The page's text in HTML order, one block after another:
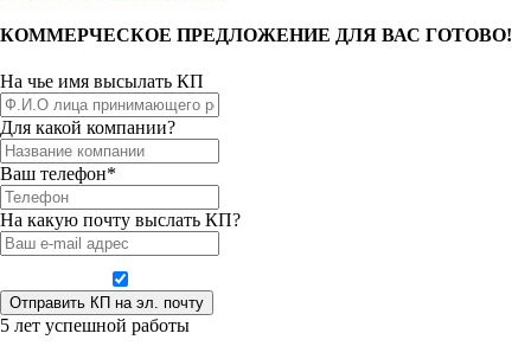
КОММЕРЧЕСКОЕ ПРЕДЛОЖЕНИЕ ДЛЯ ВАС ГОТОВО!
На чье имя высылать КП
Для какой компании?
Ваш телефон*
На какую почту выслать КП?
5 лет успешной работы